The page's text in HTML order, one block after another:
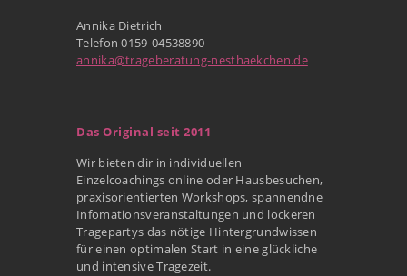
Annika Dietrich
Telefon 0159-04538890
annika@trageberatung-nesthaekchen.de
Das Original seit 2011
Wir bieten dir in individuellen
Einzelcoachings online oder Hausbesuchen,
praxisorientierten Workshops, spannendne
Infomationsveranstaltungen und lockeren
Tragepartys das nötige Hintergrundwissen
für einen optimalen Start in eine glückliche
und intensive Tragezeit.